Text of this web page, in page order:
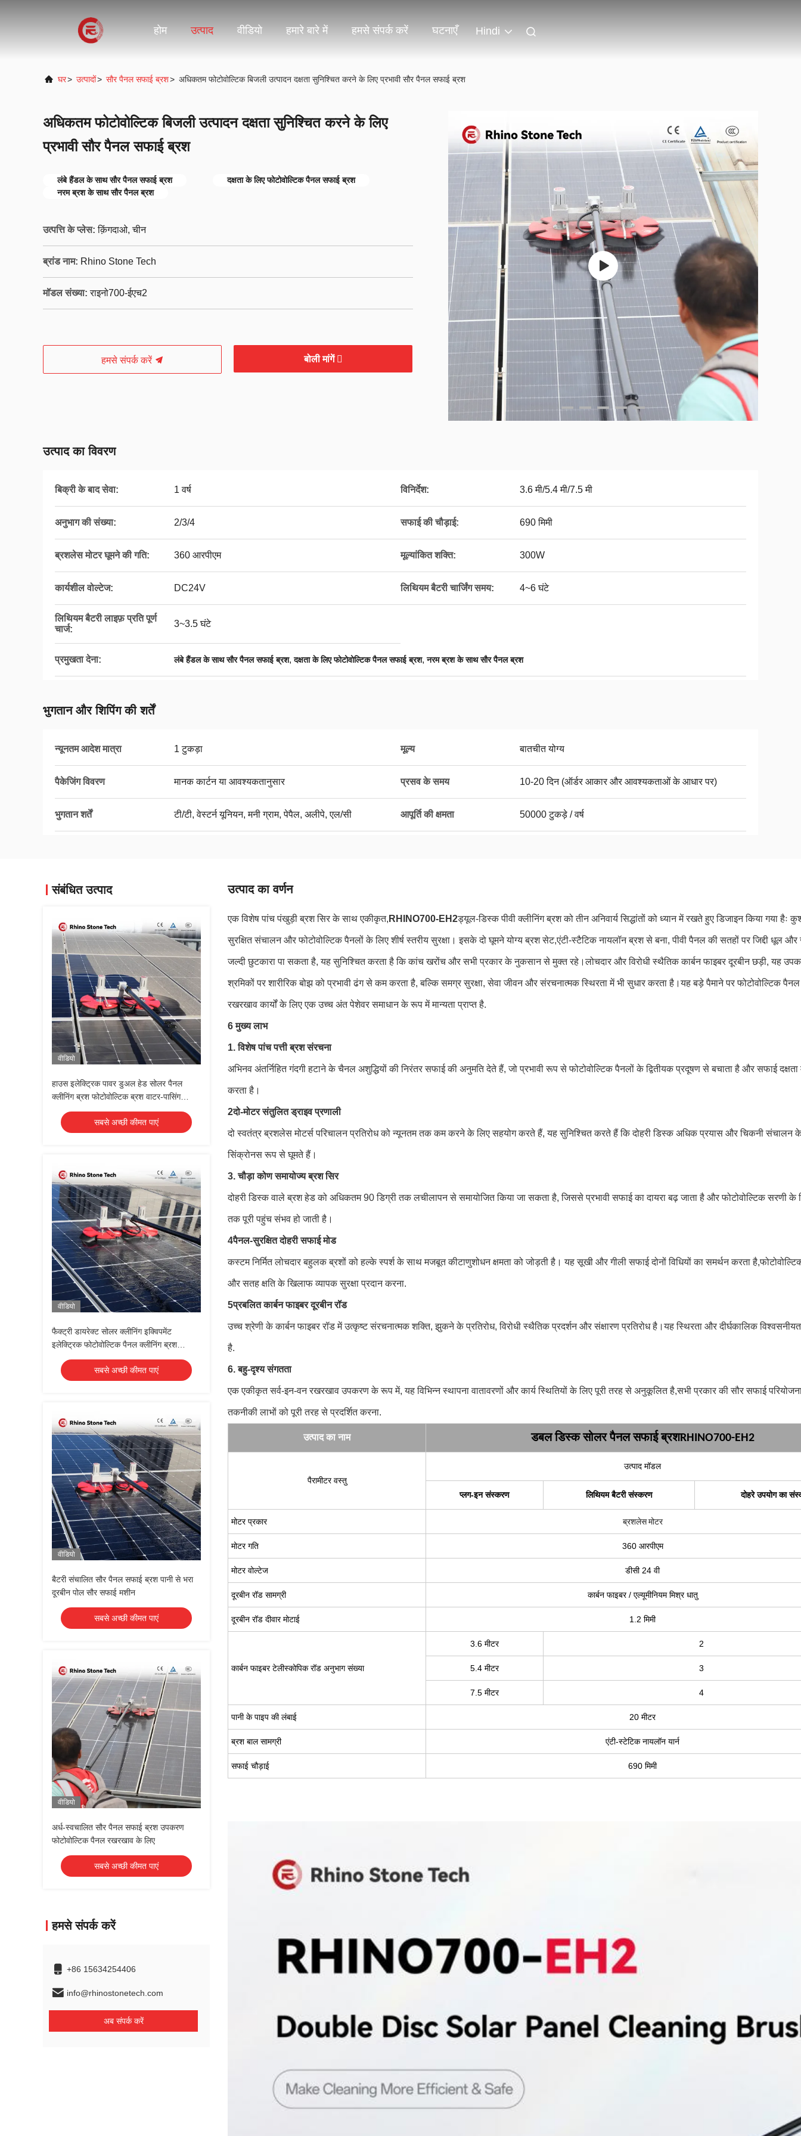
होम उत्पाद वीडियो हमारे बारे में हमसे संपर्क करें घटनाएँ Hindi
घर> उत्पादों> सौर पैनल सफाई ब्रश> अधिकतम फोटोवोल्टिक बिजली उत्पादन दक्षता सुनिश्चित करने के लिए प्रभावी सौर पैनल सफाई ब्रश
अधिकतम फोटोवोल्टिक बिजली उत्पादन दक्षता सुनिश्चित करने के लिए
प्रभावी सौर पैनल सफाई ब्रश
लंबे हैंडल के साथ सौर पैनल सफाई ब्रश
दक्षता के लिए फोटोवोल्टिक पैनल सफाई ब्रश
नरम ब्रश के साथ सौर पैनल ब्रश
उत्पत्ति के प्लेस: क़िंगदाओ, चीन
ब्रांड नाम: Rhino Stone Tech
मॉडल संख्या: राइनो700-ईएच2
हमसे संपर्क करें बोली मांगें
उत्पाद का विवरण
बिक्री के बाद सेवा: 1 वर्ष विनिर्देश: 3.6 मी/5.4 मी/7.5 मी
अनुभाग की संख्या: 2/3/4 सफाई की चौड़ाई: 690 मिमी
ब्रशलेस मोटर घूमने की गति: 360 आरपीएम मूल्यांकित शक्ति: 300W
कार्यशील वोल्टेज: DC24V लिथियम बैटरी चार्जिंग समय: 4~6 घंटे
लिथियम बैटरी लाइफ़ प्रति पूर्ण
चार्ज:
3~3.5 घंटे
प्रमुखता देना: लंबे हैंडल के साथ सौर पैनल सफाई ब्रश,दक्षता के लिए फोटोवोल्टिक पैनल सफाई ब्रश,नरम ब्रश के साथ सौर पैनल ब्रश
भुगतान और शिपिंग की शर्तें
न्यूनतम आदेश मात्रा 1 टुकड़ा मूल्य बातचीत योग्य
पैकेजिंग विवरण मानक कार्टन या आवश्यकतानुसार प्रसव के समय 10-20 दिन (ऑर्डर आकार और आवश्यकताओं के आधार पर)
भुगतान शर्तें टी/टी, वेस्टर्न यूनियन, मनी ग्राम, पेपैल, अलीपे, एल/सी आपूर्ति की क्षमता 50000 टुकड़े / वर्ष
संबंधित उत्पाद
वीडियो
हाउस इलेक्ट्रिक पावर डुअल हेड सोलर पैनल
क्लीनिंग ब्रश फोटोवोल्टिक ब्रश वाटर-पासिंग
टेलीस्कोपिक रॉड के साथ
सबसे अच्छी कीमत पाएं
वीडियो
फैक्ट्री डायरेक्ट सोलर क्लीनिंग इक्विपमेंट
इलेक्ट्रिक फोटोवोल्टिक पैनल क्लीनिंग ब्रश
टेलीस्कोपिक रॉड के साथ डबल हेड सोलर पैनल
क्लीनिंग ब्रश
सबसे अच्छी कीमत पाएं
वीडियो
बैटरी संचालित सौर पैनल सफाई ब्रश पानी से भरा
दूरबीन पोल सौर सफाई मशीन
सबसे अच्छी कीमत पाएं
वीडियो
अर्ध-स्वचालित सौर पैनल सफाई ब्रश उपकरण
फोटोवोल्टिक पैनल रखरखाव के लिए
सबसे अच्छी कीमत पाएं
हमसे संपर्क करें
+86 15634254406
info@rhinostonetech.com
अब संपर्क करें
उत्पाद का वर्णन
एक विशेष पांच पंखुड़ी ब्रश सिर के साथ एकीकृत, RHINO700-EH2ड्यूल-डिस्क पीवी क्लीनिंग ब्रश को तीन अनिवार्य सिद्धांतों को ध्यान में रखते हुए डिजाइन किया गया हैः
सुरक्षित संचालन और फोटोवोल्टिक पैनलों के लिए शीर्ष स्तरीय सुरक्षा। इसके दो घूमने योग्य ब्रश सेट,एंटी-स्टैटिक नायलॉन ब्रश से बना, पीवी पैनल की सतहों पर जिद्दी धूल और
जल्दी छुटकारा पा सकता है, यह सुनिश्चित करता है कि कांच खरोंच और सभी प्रकार के नुकसान से मुक्त रहे।लोचदार और विरोधी स्थैतिक कार्बन फाइबर दूरबीन छड़ी, यह
श्रमिकों पर शारीरिक बोझ को प्रभावी ढंग से कम करता है, बल्कि समग्र सुरक्षा, सेवा जीवन और संरचनात्मक स्थिरता में भी सुधार करता है।यह बड़े पैमाने पर फोटोवोल्टिक
रखरखाव कार्यों के लिए एक उच्च अंत पेशेवर समाधान के रूप में मान्यता प्राप्त है.
6 मुख्य लाभ
1. विशेष पांच पत्ती ब्रश संरचना
अभिनव अंतर्निहित गंदगी हटाने के चैनल अशुद्धियों की निरंतर सफाई की अनुमति देते हैं, जो प्रभावी रूप से फोटोवोल्टिक पैनलों के द्वितीयक प्रदूषण से बचाता है और सफाई
करता है।
2दो-मोटर संतुलित ड्राइव प्रणाली
दो स्वतंत्र ब्रशलेस मोटर्स परिचालन प्रतिरोध को न्यूनतम तक कम करने के लिए सहयोग करते हैं, यह सुनिश्चित करते हैं कि दोहरी डिस्क अधिक प्रयास और चिकनी संचालन
सिंक्रोनस रूप से घूमते हैं।
3. चौड़ा कोण समायोज्य ब्रश सिर
दोहरी डिस्क वाले ब्रश हेड को अधिकतम 90 डिग्री तक लचीलापन से समायोजित किया जा सकता है, जिससे प्रभावी सफाई का दायरा बढ़ जाता है और फोटोवोल्टिक सरणी के
तक पूरी पहुंच संभव हो जाती है।
4पैनल-सुरक्षित दोहरी सफाई मोड
कस्टम निर्मित लोचदार बहुलक ब्रशों को हल्के स्पर्श के साथ मजबूत कीटाणुशोधन क्षमता को जोड़ती है। यह सूखी और गीली सफाई दोनों विधियों का समर्थन करता
और सतह क्षति के खिलाफ व्यापक सुरक्षा प्रदान करना.
5प्रबलित कार्बन फाइबर दूरबीन रॉड
उच्च श्रेणी के कार्बन फाइबर रॉड में उत्कृष्ट संरचनात्मक शक्ति, झुकने के प्रतिरोध, विरोधी स्थैतिक प्रदर्शन और संक्षारण प्रतिरोध है।यह स्थिरता और दीर्घकालिक
है.
6. बहु-दृश्य संगतता
एक एकीकृत सर्व-इन-वन रखरखाव उपकरण के रूप में, यह विभिन्न स्थापना वातावरणों और कार्य स्थितियों के लिए पूरी तरह से अनुकूलित है,सभी प्रकार की सौर सफाई
तकनीकी लाभों को पूरी तरह से प्रदर्शित करना.
उत्पाद का नाम डबल डिस्क सोलर पैनल सफाई ब्रशRHINO700-EH2
पैरामीटर वस्तु
उत्पाद मॉडल
प्लग-इन संस्करण लिथियम बैटरी संस्करण दोहरे उपयोग का
मोटर प्रकार ब्रशलेस मोटर
मोटर गति 360 आरपीएम
मोटर वोल्टेज डीसी 24 वी
दूरबीन रॉड सामग्री कार्बन फाइबर / एल्यूमीनियम मिश्र धातु
दूरबीन रॉड दीवार मोटाई 1.2 मिमी
कार्बन फाइबर टेलीस्कोपिक रॉड अनुभाग संख्या
3.6 मीटर 2
5.4 मीटर 3
7.5 मीटर 4
पानी के पाइप की लंबाई 20 मीटर
ब्रश बाल सामग्री एंटी-स्टेटिक नायलॉन यार्न
सफाई चौड़ाई 690 मिमी